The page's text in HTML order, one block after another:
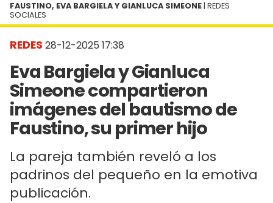
REDES 28-12-2025 17:38
Eva Bargiela y Gianluca
Simeone compartieron
imágenes del bautismo de
Faustino, su primer hijo
La pareja también reveló a los
padrinos del pequeño en la emotiva
publicación.
FAUSTINO, EVA BARGIELA Y GIANLUCA SIMEONE | REDES
SOCIALES